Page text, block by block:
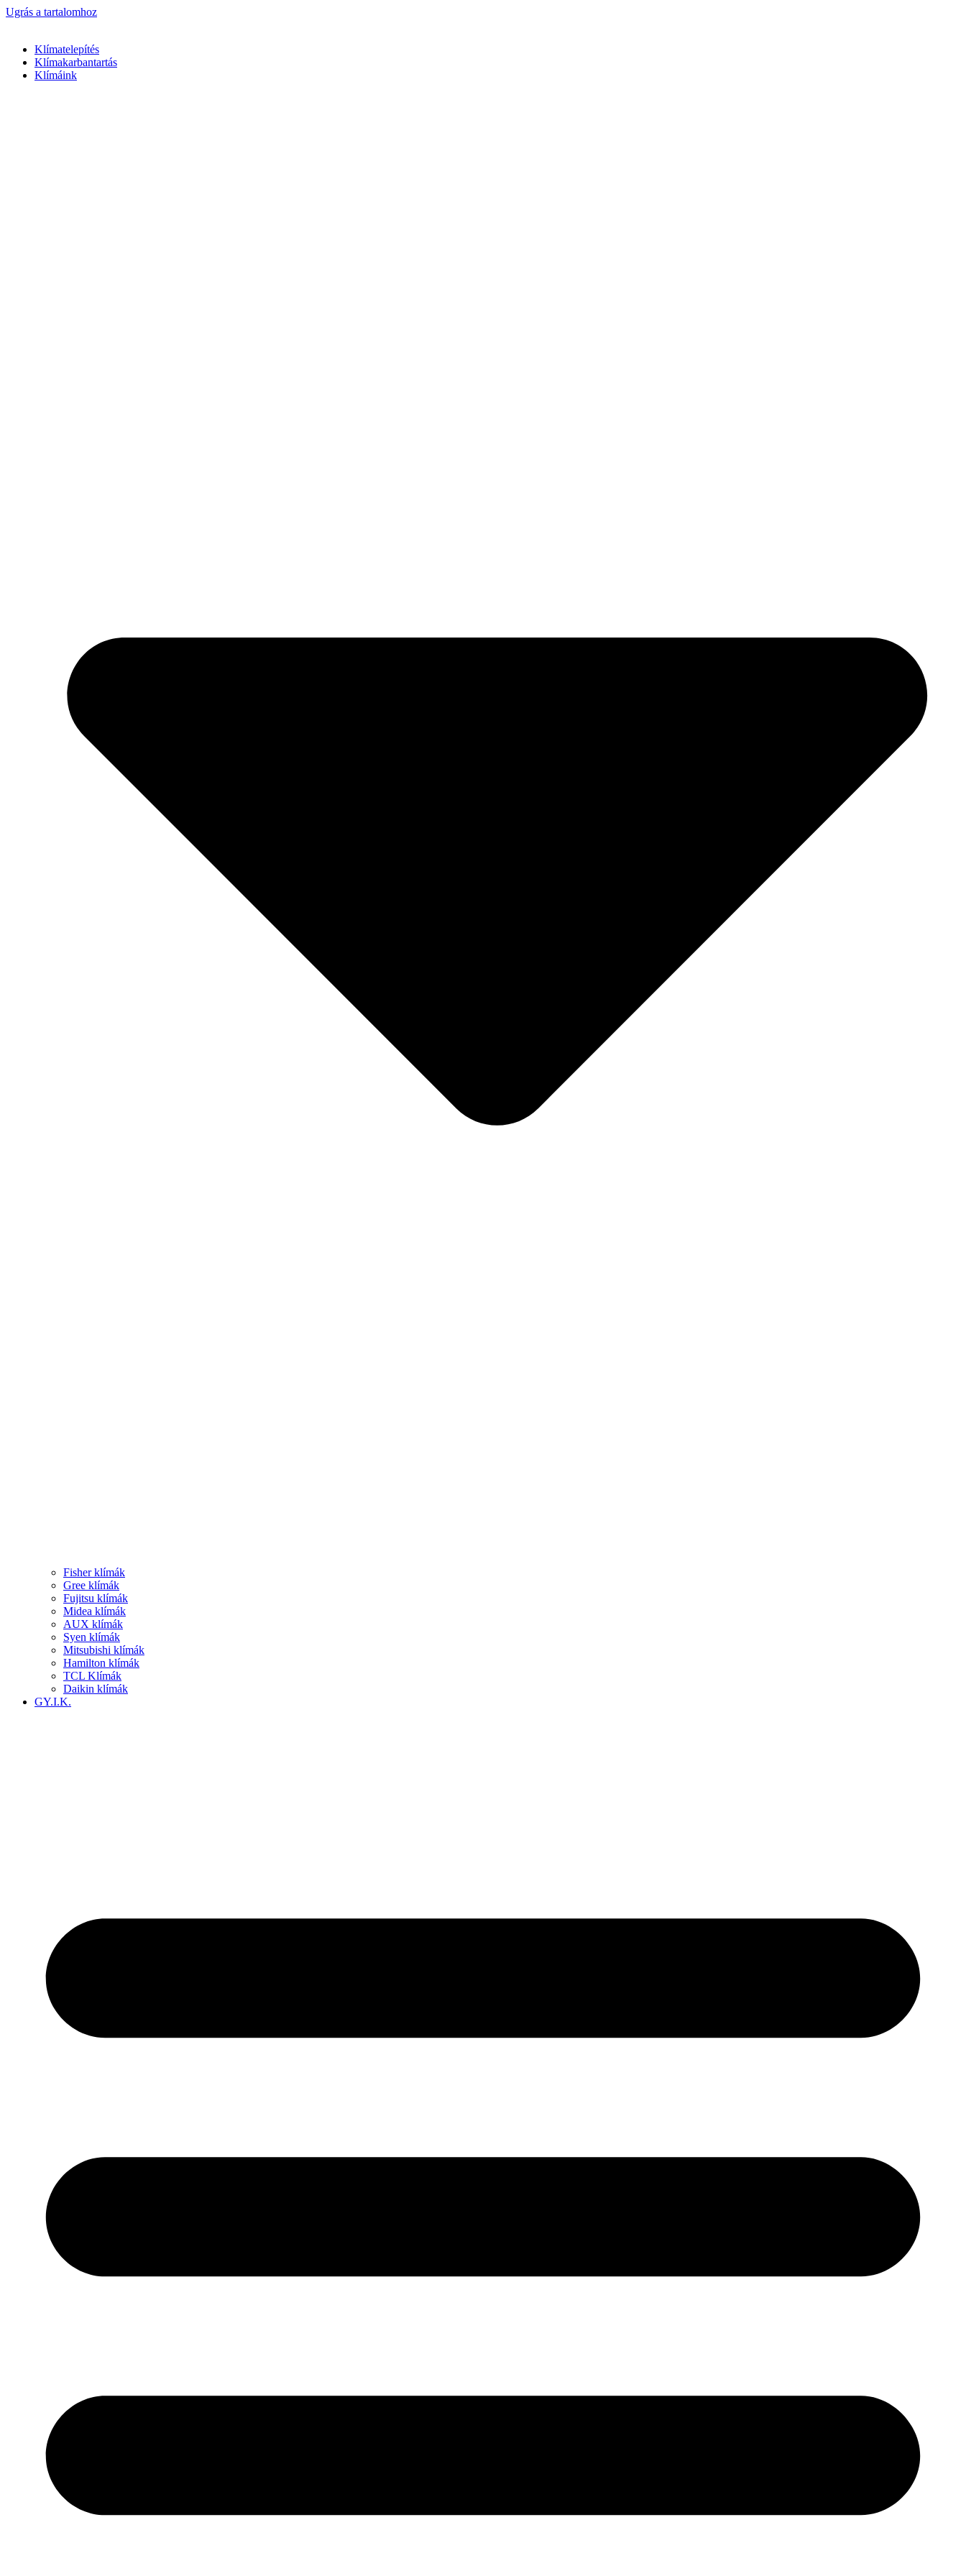
Ugrás a tartalomhoz
Klímatelepítés
Klímakarbantartás
Klímáink
Fisher klímák
Gree klímák
Fujitsu klímák
Midea klímák
AUX klímák
Syen klímák
Mitsubishi klímák
Hamilton klímák
TCL Klímák
Daikin klímák
GY.I.K.